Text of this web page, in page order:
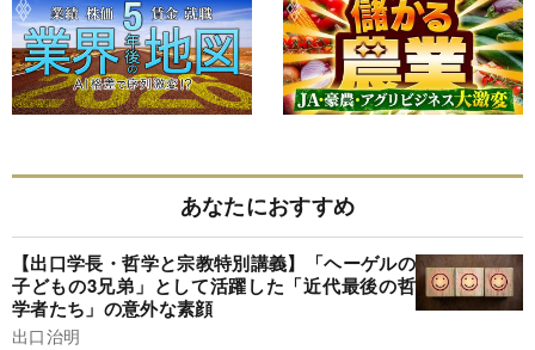
あなたにおすすめ
【出口学長・哲学と宗教特別講義】「ヘーゲルの
子どもの3兄弟」として活躍した「近代最後の哲
学者たち」の意外な素顔
出口治明